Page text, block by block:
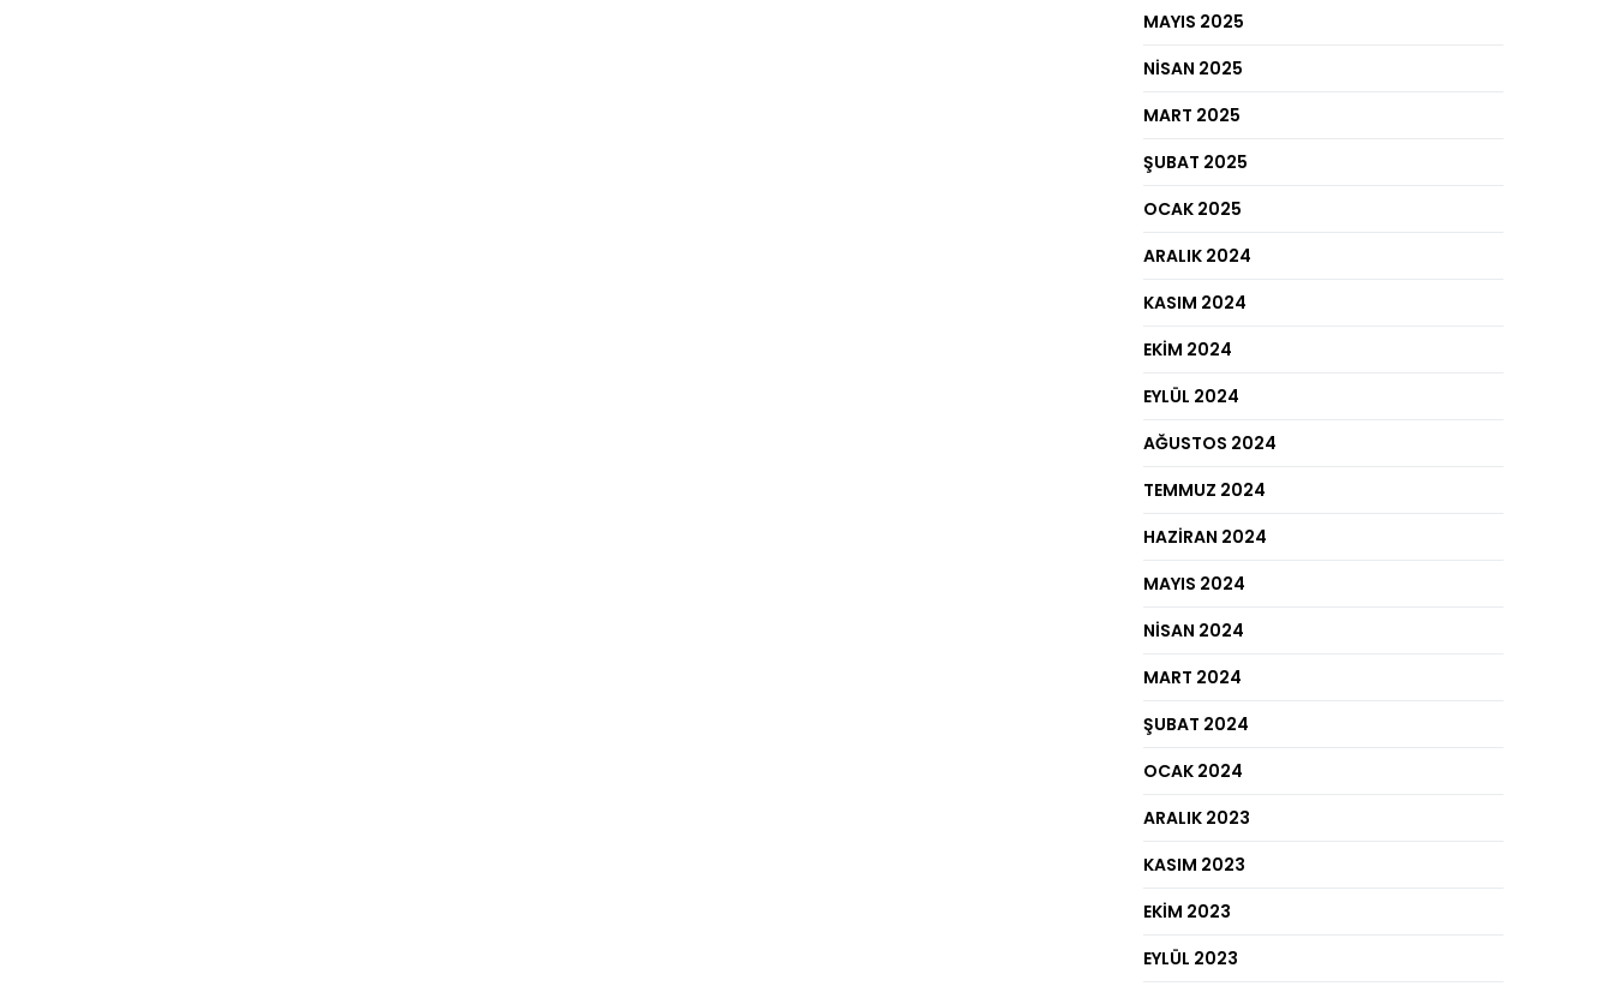
MAYIS 2025
NISAN 2025
MART 2025
ŞUBAT 2025
OCAK 2025
ARALIK 2024
KASIM 2024
EKIM 2024
EYLÜL 2024
AĞUSTOS 2024
TEMMUZ 2024
HAZIRAN 2024
MAYIS 2024
NISAN 2024
MART 2024
ŞUBAT 2024
OCAK 2024
ARALIK 2023
KASIM 2023
EKIM 2023
EYLÜL 2023